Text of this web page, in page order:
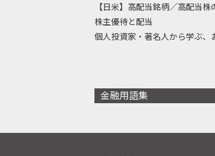
【日米】高配当銘柄／高配当株
株主優待と配当
個人投資家・著名人から学ぶ、
金融用語集